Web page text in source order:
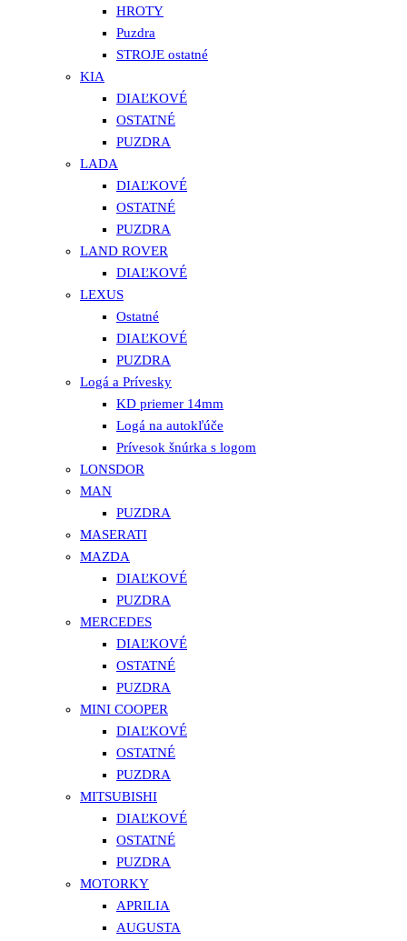
HROTY
Puzdra
STROJE ostatné
KIA
DIAĽKOVÉ
OSTATNÉ
PUZDRA
LADA
DIAĽKOVÉ
OSTATNÉ
PUZDRA
LAND ROVER
DIAĽKOVÉ
LEXUS
Ostatné
DIAĽKOVÉ
PUZDRA
Logá a Prívesky
KD priemer 14mm
Logá na autokľúče
Prívesok šnúrka s logom
LONSDOR
MAN
PUZDRA
MASERATI
MAZDA
DIAĽKOVÉ
PUZDRA
MERCEDES
DIAĽKOVÉ
OSTATNÉ
PUZDRA
MINI COOPER
DIAĽKOVÉ
OSTATNÉ
PUZDRA
MITSUBISHI
DIAĽKOVÉ
OSTATNÉ
PUZDRA
MOTORKY
APRILIA
AUGUSTA